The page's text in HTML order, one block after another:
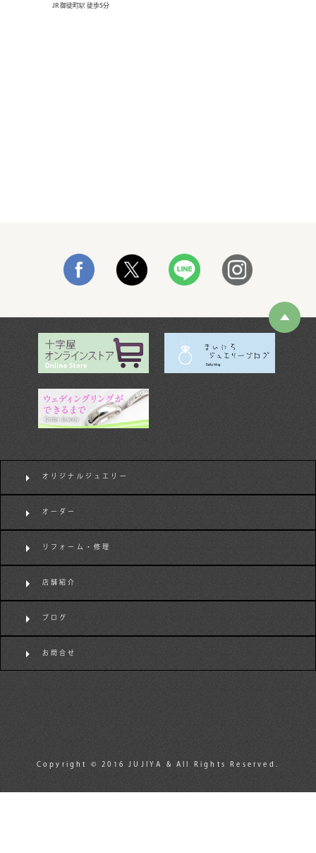
JR 御徒町駅 徒歩5分
オリジナルジュエリー
オーダー
リフォーム・修理
店舗紹介
ブログ
お問合せ
Copyright © 2016 JUJIYA & All Rights Reserved.